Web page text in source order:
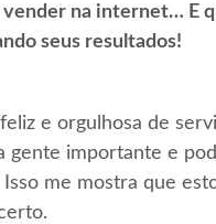
vender na internet… E
seus resultados!
e orgulhosa de
gente importante e
Isso me mostra que